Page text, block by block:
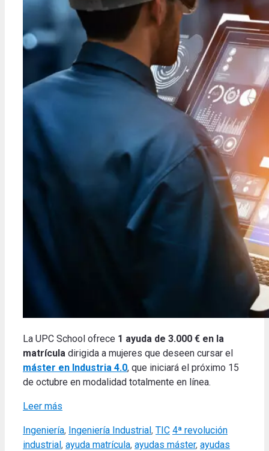
La UPC School ofrece 1 ayuda de 3.000 € en la
matrícula dirigida a mujeres que deseen cursar el
máster en Industria 4.0, que iniciará el próximo 15
de octubre en modalidad totalmente en línea.
Leer más
Categories
Ingeniería, Ingeniería Industrial, TIC Tags
4ª revolución
industrial, ayuda matrícula, ayudas máster, ayudas